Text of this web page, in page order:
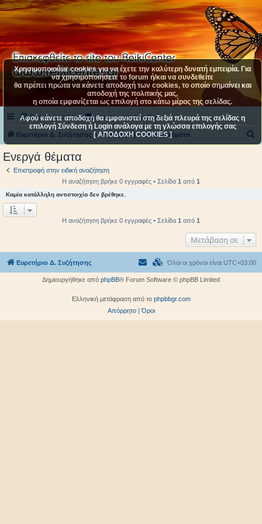
Συχνές ερωτήσεις Επικοινωνήστε μαζί μας
Ευρετήριο Δ. Συζήτησης Αναζήτηση Ενεργά θέματα
η
Ενεργά θέματα
Επιστροφή στην ειδική αναζήτηση
Η αναζήτηση βρήκε 0 εγγραφές • Σελίδα 1 από 1
Καμία κατάλληλη αντιστοιχία δεν βρέθηκε.
Η αναζήτηση βρήκε 0 εγγραφές • Σελίδα 1 από 1
Μετάβαση σε
Χρησιμοποιούμε cookies για να έχετε την καλύτερη δυνατή εμπειρία. Για
να χρησιμοποιήσετε το forum ή/και να συνδεθείτε
θα πρέπει πρώτα να κάνετε αποδοχή των cookies, το οποίο σημαίνει και
αποδοχή της πολιτικής μας,
η οποία εμφανίζεται ως επιλογή στο κάτω μέρος της σελίδας.
Αφού κάνετε αποδοχή θα εμφανιστεί στη δεξιά πλευρά της σελίδας η
επιλογή Σύνδεση ή Login ανάλογα με τη γλώσσα επιλογής σας
[ ΑΠΟΔΟΧΗ COOKIES ]
Ευρετήριο Δ. Συζήτησης Όλοι οι χρόνοι είναι UTC+03:00
Δημιουργήθηκε από phpBB® Forum Software © phpBB Limited
Ελληνική μετάφραση από το phpbbgr.com
Απόρρητο|Όροι